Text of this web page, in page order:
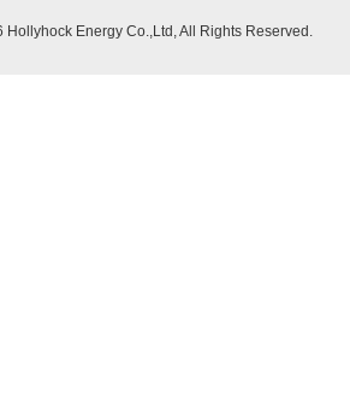
Energy Co.,Ltd, All Rights Reserved.